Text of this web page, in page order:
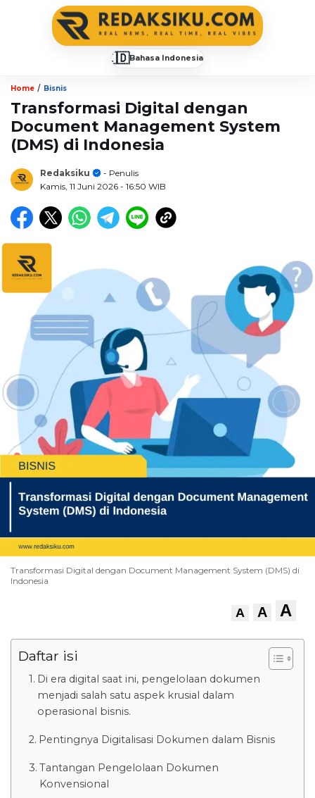
🇮🇩Bahasa Indonesia
Home / Bisnis
Transformasi Digital dengan
Document Management System
(DMS) di Indonesia
Redaksiku
- Penulis
Kamis, 11 Juni 2026 - 16:50 WIB
Transformasi Digital dengan Document Management System (DMS) di
Indonesia
A A A
Daftar isi
Di era digital saat ini, pengelolaan dokumen
menjadi salah satu aspek krusial dalam
operasional bisnis.
Pentingnya Digitalisasi Dokumen dalam Bisnis
Tantangan Pengelolaan Dokumen
Konvensional